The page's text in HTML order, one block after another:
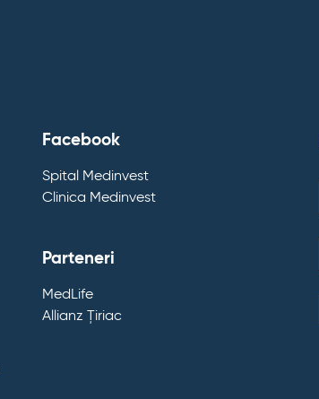
Facebook
Spital Medinvest
Clinica Medinvest
Parteneri
MedLife
Allianz Țiriac